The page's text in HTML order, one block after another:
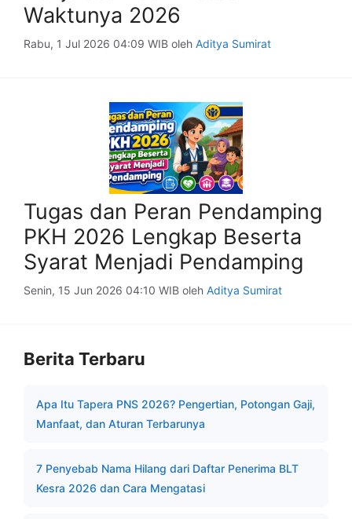
Waktunya 2026
Rabu, 1 Jul 2026 04:09 WIB oleh Aditya Sumirat
Tugas dan Peran Pendamping
PKH 2026 Lengkap Beserta
Syarat Menjadi Pendamping
Senin, 15 Jun 2026 04:10 WIB oleh Aditya Sumirat
Berita Terbaru
Apa Itu Tapera PNS 2026? Pengertian, Potongan Gaji,
Manfaat, dan Aturan Terbarunya
7 Penyebab Nama Hilang dari Daftar Penerima BLT
Kesra 2026 dan Cara Mengatasi